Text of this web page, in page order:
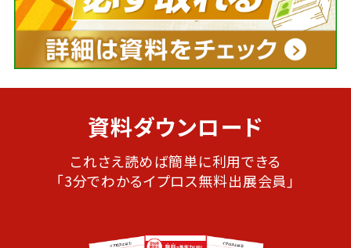
資料ダウンロード
これさえ読めば簡単に利用できる
「3分でわかるイプロス無料出展会員」